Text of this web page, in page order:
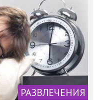
РАЗВЛЕЧЕНИЯ